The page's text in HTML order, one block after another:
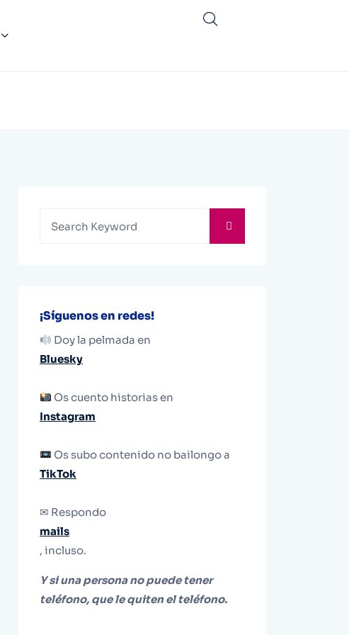
¡Síguenos en redes!
Doy la pelmada en
Bluesky
Os cuento historias en
Instagram
Os subo contenido no bailongo a
TikTok
✉ Respondo
mails
, incluso.
Y si una persona no puede tener
teléfono, que le quiten el teléfono.